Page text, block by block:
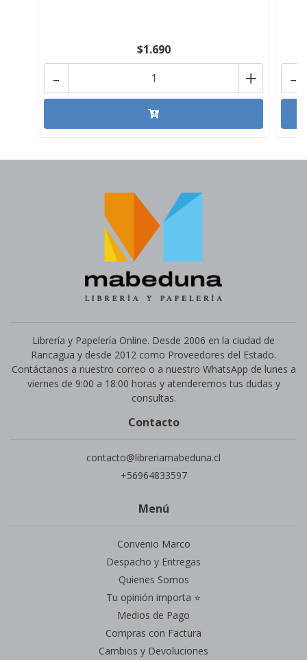
$1.690
+
- -
Librería y Papelería Online. Desde 2006 en la ciudad de
Rancagua y desde 2012 como Proveedores del Estado.
Contáctanos a nuestro correo o a nuestro WhatsApp de lunes a
viernes de 9:00 a 18:00 horas y atenderemos tus dudas y
consultas.
Contacto
contacto@libreriamabeduna.cl
+56964833597
Menú
Convenio Marco
Despacho y Entregas
Quienes Somos
Tu opinión importa ⭐
Medios de Pago
Compras con Factura
Cambios y Devoluciones